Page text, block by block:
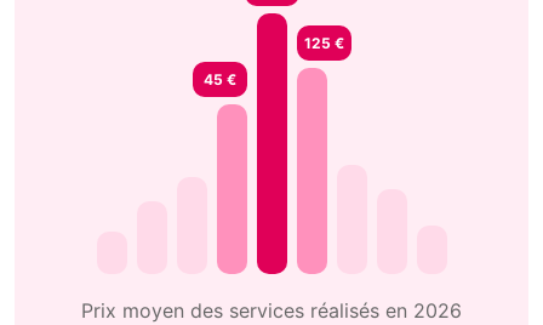
45 €
125 €
Prix moyen des services réalisés en 2026